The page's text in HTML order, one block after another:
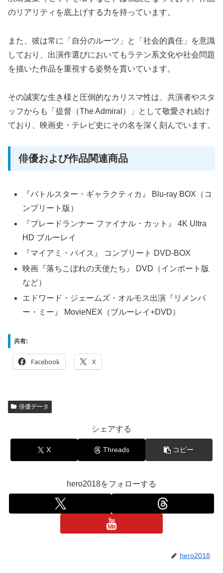
のリアリティを底上げする力を持っています。
また、彼は常に「自分のルーツ」と「社会的責任」を意識
しており、出演作選びにおいてもラテン系文化や社会問題
を描いた作品を重視する姿勢を貫いています。
その誠実な生き様と圧倒的なカリスマ性は、共演者やスタ
ッフからも「提督（The Admiral）」として敬愛され続け
ており、映画史・テレビ史にその名を深く刻んでいます。
俳優および作品関連商品
『バトルスター・ギャラクティカ』 Blu-ray BOX（コ
ンプリート版）
『ブレードランナー ファイナル・カット』 4K Ultra
HD ブルーレイ
『マイアミ・バイス』 コンプリート DVD-BOX
映画『落ちこぼれの天使たち』 DVD（インポート版
など）
エドワード・ジェームズ・オルモス出演『リメンバ
ー・ミー』 MovieNEX（ブルーレイ+DVD）
共有:
Facebook X
俳優データ
シェアする
X Threads コピー
hero2018をフォローする
hero2018